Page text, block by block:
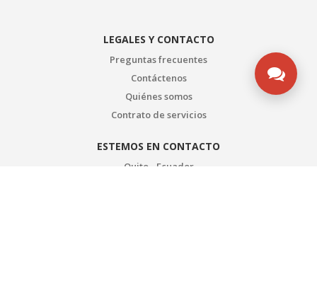
LEGALES Y CONTACTO
Preguntas frecuentes
Contáctenos
Quiénes somos
Contrato de servicios
ESTEMOS EN CONTACTO
Quito - Ecuador